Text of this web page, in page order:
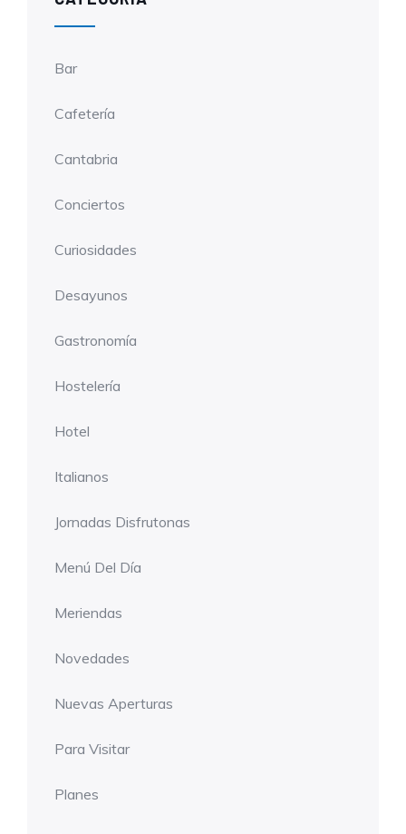
Bar
Cafetería
Cantabria
Conciertos
Curiosidades
Desayunos
Gastronomía
Hostelería
Hotel
Italianos
Jornadas Disfrutonas
Menú Del Día
Meriendas
Novedades
Nuevas Aperturas
Para Visitar
Planes